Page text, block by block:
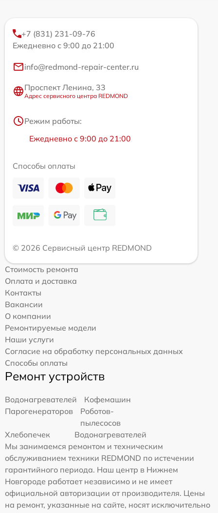
+7 (831) 231-09-76
Ежедневно с 9:00 до 21:00
info@redmond-repair-center.ru
Проспект Ленина, 33
Адрес сервисного центра REDMOND
Режим работы:
Ежедневно с 9:00 до 21:00
Способы оплаты
© 2026 Сервисный центр REDMOND
Стоимость ремонта
Оплата и доставка
Контакты
Вакансии
О компании
Ремонтируемые модели
Наши услуги
Согласие на обработку персональных данных
Способы оплаты
Ремонт устройств
Водонагревателей
Кофемашин
Парогенераторов
Роботов-
пылесосов
Хлебопечек
Водонагревателей
Мы занимаемся ремонтом и техническим
обслуживанием техники REDMOND по истечении
гарантийного периода. Наш центр в Нижнем
Новгороде работает независимо и не имеет
официальной авторизации от производителя. Цены
на ремонт, указанные на сайте, носят исключительно